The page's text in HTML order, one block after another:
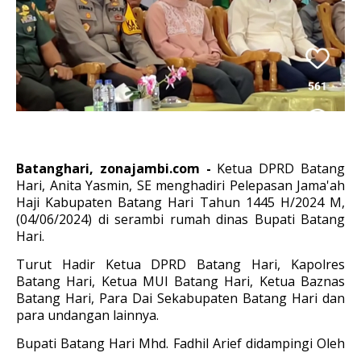
Batanghari, zonajambi.com - Ketua DPRD Batang
Hari, Anita Yasmin, SE menghadiri Pelepasan Jama'ah
Haji Kabupaten Batang Hari Tahun 1445 H/2024 M,
(04/06/2024) di serambi rumah dinas Bupati Batang
Hari.
Turut Hadir Ketua DPRD Batang Hari, Kapolres
Batang Hari, Ketua MUI Batang Hari, Ketua Baznas
Batang Hari, Para Dai Sekabupaten Batang Hari dan
para undangan lainnya.
Bupati Batang Hari Mhd. Fadhil Arief didampingi Oleh